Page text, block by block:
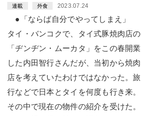
連載 外食 2023.07.24
●「ならば自分でやってしまえ」
タイ・バンコクで、タイ式豚焼肉店の
「ヂンヂン・ムーカタ」をこの春開業
した内田智行さんだが、当初から焼肉
店を考えていたわけではなかった。旅
行などで日本とタイを何度も行き来。
その中で現在の物件の紹介を受けた。